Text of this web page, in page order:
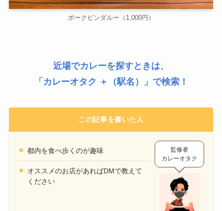
ポークビンダルー（1,000円）
近場でカレーを探すときは、
「 カレーオタク ＋（駅名） 」で検索！
この記事を書いた人
都内を食べ歩くのが趣味
オススメのお店があればDMで教えて
ください
監修者
カレーオタク